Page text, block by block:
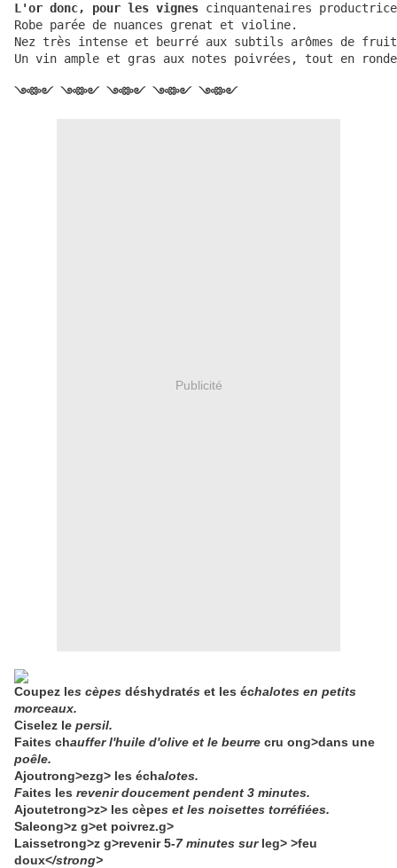
L'or donc, pour les vignes cinquantenaires
Robe parée de nuances grenat et violine.
Nez très intense et beurré aux subtils arômes de
Un vin ample et gras aux notes poivrées, tout en
༺༻ ༺༻ ༺༻ ༺༻ ༺༻
Publicité
Coupez les cèpes déshydratés et les échalotes en petits
morceaux.
Ciselez le persil.
Faites chauffer l'huile d'olive et le beurre cru ong>dans une
poêle.
Ajoutrong>ezg> les échalotes.
Faites les revenir doucement pendent 3 minutes.
Ajoutetrong>z> les cèpes et les noisettes torréfiées.
Saleong>z g>et poivrez.g>
Laissetrong>z g>revenir 5-7 minutes sur leg> >feu
doux</strong>